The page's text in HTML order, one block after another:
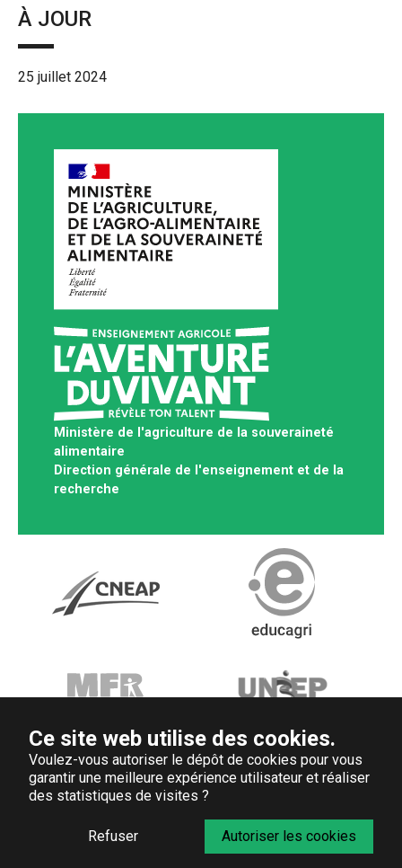
À JOUR
25 juillet 2024
Ministère de l'agriculture de la souveraineté
alimentaire
Direction générale de l'enseignement et de la
recherche
Ce site web utilise des cookies.
Voulez-vous autoriser le dépôt de cookies pour vous
garantir une meilleure expérience utilisateur et réaliser
des statistiques de visites ?
Refuser Autoriser les cookies